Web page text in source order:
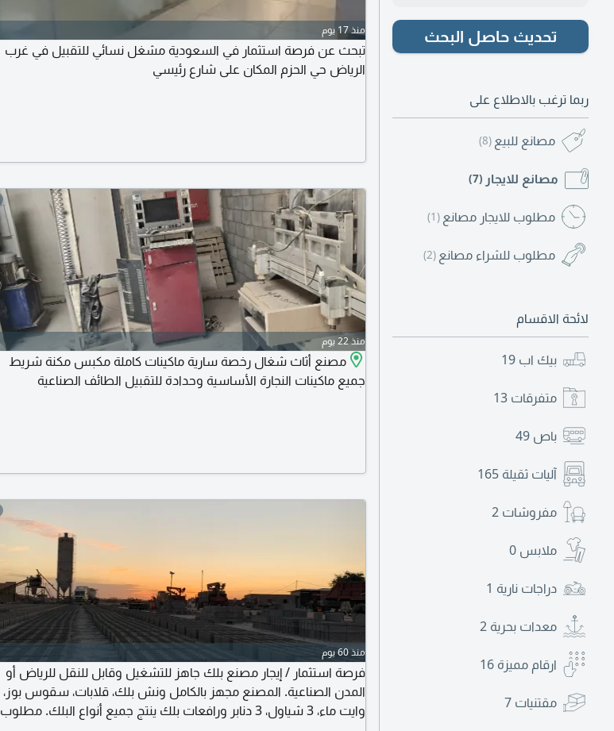
تحديث حاصل البحث
ربما ترغب بالاطلاع على
مصانع للبيع (8)
مصانع للايجار (7)
مطلوب للايجار مصانع (1)
مطلوب للشراء مصانع (2)
لائحة الاقسام
بيك اب 19
متفرقات 13
باص 49
آليات ثقيلة 165
مفروشات 2
ملابس 0
دراجات نارية 1
معدات بحرية 2
ارقام مميزة 16
مقتنيات 7
منذ 17 يوم
تبحث عن فرصة استثمار في السعودية مشغل نسائي للتقبيل في غرب
الرياض حي الحزم المكان على شارع رئيسي
منذ 22 يوم
مصنع أثاث شغال رخصة سارية ماكينات كاملة مكبس مكنة شريط
جميع ماكينات النجارة الأساسية وحدادة للتقبيل الطائف الصناعية
منذ 60 يوم
فرصة استثمار / إيجار مصنع بلك جاهز للتشغيل وقابل للنقل للرياض أو
المدن الصناعية. المصنع مجهز بالكامل ونش بلك، قلابات، سقوس بوز،
وايت ماء، 3 شياول، 3 دنابر ورافعات بلك ينتج جميع أنواع البلك. مطلوب